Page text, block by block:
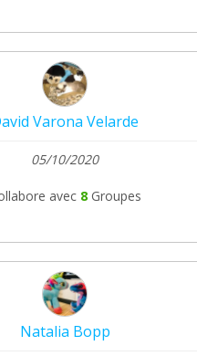
Varona Velarde
05/10/2020
avec 8 Groupes
Natalia Bopp